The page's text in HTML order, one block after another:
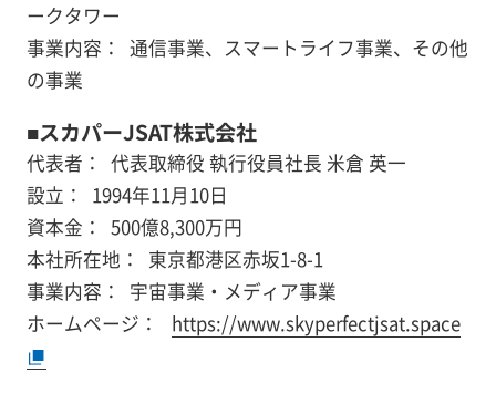
ークタワー
事業内容：
通信事業、スマートライフ事業、その他
の事業
■スカパーJSAT株式会社
代表者：
代表取締役 執行役員社長 米倉 英一
設立：
1994年11月10日
資本金：
500億8,300万円
本社所在地：
東京都港区赤坂1-8-1
事業内容：
宇宙事業・メディア事業
ホームページ：
https://www.skyperfectjsat.space